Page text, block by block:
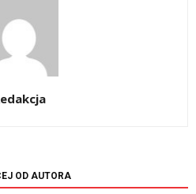
OD AUTORA